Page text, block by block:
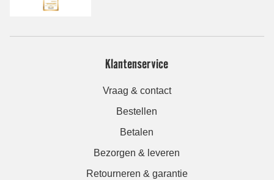
Klantenservice
Vraag & contact
Bestellen
Betalen
Bezorgen & leveren
Retourneren & garantie